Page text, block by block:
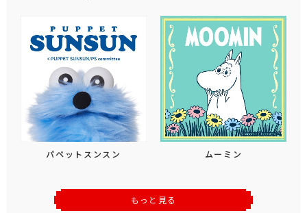
パペットスンスン ムーミン
もっと見る